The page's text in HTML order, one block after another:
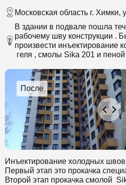
Московская область г. Химки,
В здании в подвале пошла
рабочему шву конструкции .
произвести инъектирование
геля , смолы Sika 201 и
Инъектирование холодных швов
Первый этап это прокачка
Второй этап прокачка смолой